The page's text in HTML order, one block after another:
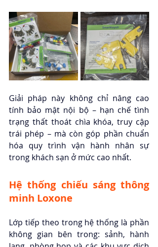
Giải pháp này không chỉ nâng cao
tính bảo mật nội bộ – hạn chế tình
trạng thất thoát chìa khóa, truy cập
trái phép – mà còn góp phần chuẩn
hóa quy trình vận hành nhân sự
trong khách sạn ở mức cao nhất.
Hệ thống chiếu sáng thông
minh Loxone
Lớp tiếp theo trong hệ thống là phần
không gian bên trong: sảnh, hành